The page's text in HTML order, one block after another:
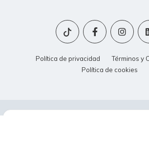
Política de privacidad
Términos y
Política de cookies